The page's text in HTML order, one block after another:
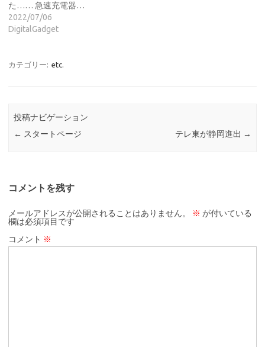
た…… 急速充電器…
2022/07/06
DigitalGadget
カテゴリー: etc.
投稿ナビゲーション
← スタートページ テレ東が静岡進出 →
コメントを残す
メールアドレスが公開されることはありません。 ※ が付いている
欄は必須項目です
コメント ※